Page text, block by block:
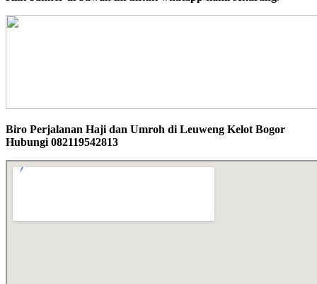
Biro Perjalanan Haji dan Umroh di Leuweng Kelot Bogor
Hubungi 082119542813